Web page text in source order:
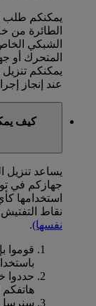
يمكنكم طلب
الطائرة من
الشبكي
المتحرك أو
يمكنكم
عند إنجاز
كيف
يساعد تنزيل
جهازكم في
استخدامها
نقاط
نفسها).
قوموا
حددوا
سنرسل